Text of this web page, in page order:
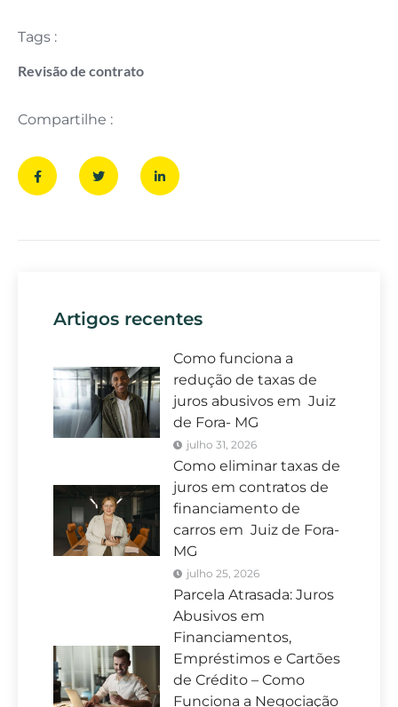
Tags :
Revisão de contrato
Compartilhe :
Artigos recentes
Como funciona a
redução de taxas de
juros abusivos em Juiz
de Fora- MG
julho 31, 2026
Como eliminar taxas de
juros em contratos de
financiamento de
carros em Juiz de Fora-
MG
julho 25, 2026
Parcela Atrasada: Juros
Abusivos em
Financiamentos,
Empréstimos e Cartões
de Crédito – Como
Funciona a Negociação